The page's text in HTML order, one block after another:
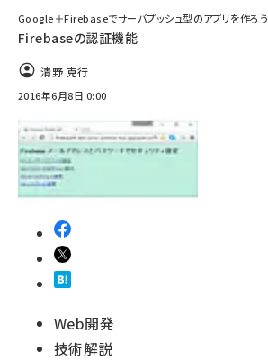
Google＋Firebaseでサーバプッシュ型のアプリを作ろう
Firebaseの認証機能
清野 克行
2016年6月8日 0:00
Web開発
技術解説